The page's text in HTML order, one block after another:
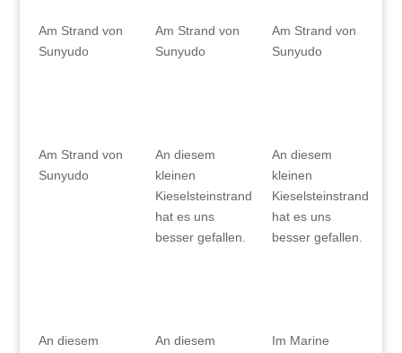
Am Strand von
Sunyudo
Am Strand von
Sunyudo
Am Strand von
Sunyudo
Am Strand von
Sunyudo
An diesem
kleinen
Kieselsteinstrand
hat es uns
besser gefallen.
An diesem
kleinen
Kieselsteinstrand
hat es uns
besser gefallen.
An diesem
An diesem
Im Marine